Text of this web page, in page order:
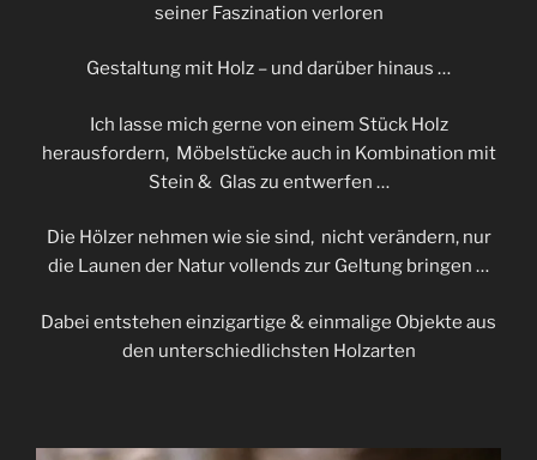
seiner Faszination verloren
Gestaltung mit Holz – und darüber hinaus …
Ich lasse mich gerne von einem Stück Holz
herausfordern, Möbelstücke auch in Kombination mit
Stein & Glas zu entwerfen …
Die Hölzer nehmen wie sie sind, nicht verändern, nur
die Launen der Natur vollends zur Geltung bringen …
Dabei entstehen einzigartige & einmalige Objekte aus
den unterschiedlichsten Holzarten